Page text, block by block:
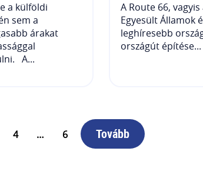
a külföldi
sem a
árakat
A...
A Route 66,
Egyesült Államok
leghíresebb
országút építése...
4 … 6 Tovább